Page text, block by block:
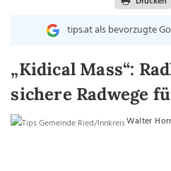
tips.at als bevorzugte
„Kidical Mass“:
sichere Radwege
Walter